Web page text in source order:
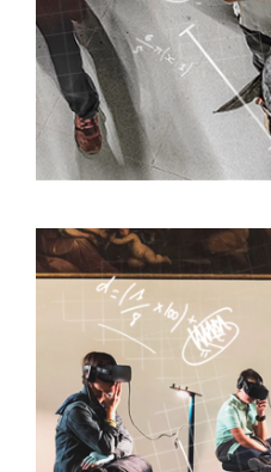
Image